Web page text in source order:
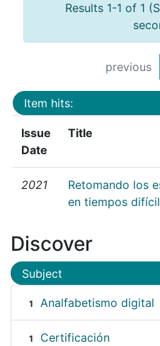
Results 1-1 of 1
previous
Item hits:
Issue
Date
Title
2021
Retomando los
en tiempos
Discover
Subject
1 Analfabetismo digital
1 Certificación